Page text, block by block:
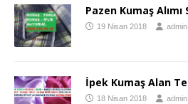
Pazen Kumaş Alımı
19 Nisan 2018 admin
İpek Kumaş Alan
18 Nisan 2018 admin